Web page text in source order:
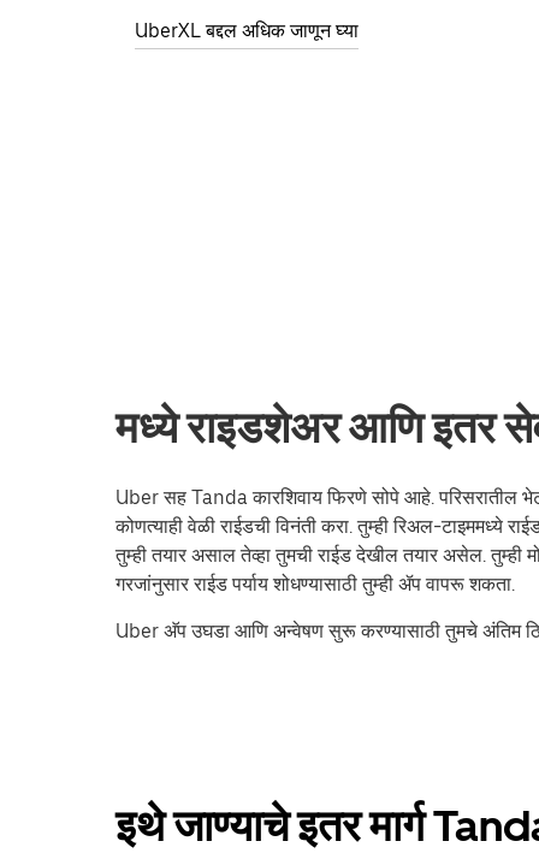
UberXL बद्दल अधिक जाणून घ्या
मध्ये राइडशेअर आणि इतर
Uber सह Tanda कारशिवाय फिरणे सोपे आहे. परिसरातील भेट
कोणत्याही वेळी राईडची विनंती करा. तुम्ही रिअल-
तुम्ही तयार असाल तेव्हा तुमची राईड देखील तयार असेल.
गरजांनुसार राईड पर्याय शोधण्यासाठी तुम्ही ॲप वापरू शकता.
Uber अ‍ॅप उघडा आणि अन्वेषण सुरू करण्यासाठी तुमचे अंतिम
इथे जाण्याचे इतर मार्ग